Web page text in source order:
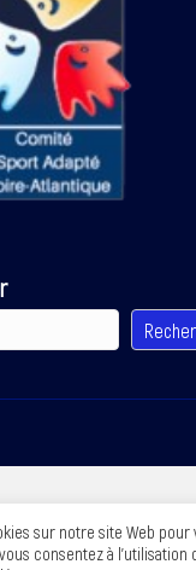
sur notre site Web
consentez à